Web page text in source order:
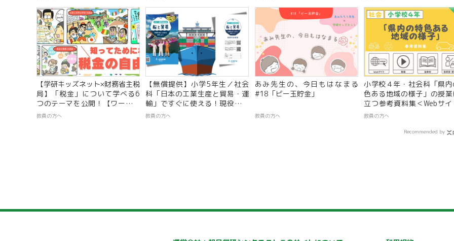
【学研キッズネット×財務省主税
局】「税金」について学べる6
つのテーマを公開！【ワークシ
ート付き】
教員の方へ
【無償提供】小学5年生／社会
科「日本の工業生産と貿易・運
輸」ですぐに使える！現役船員
の動画と連動した最新副教材
教員の方へ
あみ先生の、今日もはなまる
#18「ビー玉貯金」
教員の方へ
小学校４年・社会科「県
色ある地域の様子」の授
立つ参考資料集＜Webサ
動画、ワークシート、指導
教員の方へ
Recommended by